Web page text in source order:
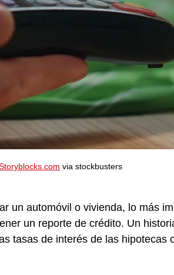
via stockbusters
un automóvil o vivienda, lo más
un reporte de crédito. Un
tasas de interés de las hipotecas